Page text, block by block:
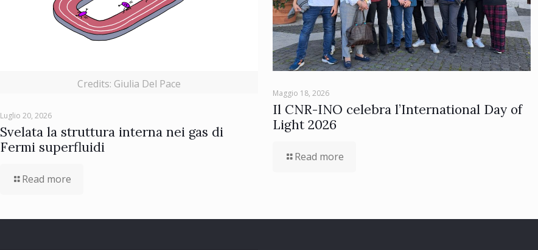
Credits: Giulia Del Pace
Luglio 20, 2026
Svelata la struttura interna nei gas di
Fermi superfluidi
Read more
Maggio 18, 2026
Il CNR-INO celebra l’International Day of
Light 2026
Read more